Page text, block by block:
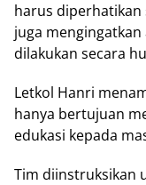
harus diperhatikan
juga
dilakukan secara
Letkol Hanri
hanya bertujuan
edukasi kepada
Tim diinstruksikan